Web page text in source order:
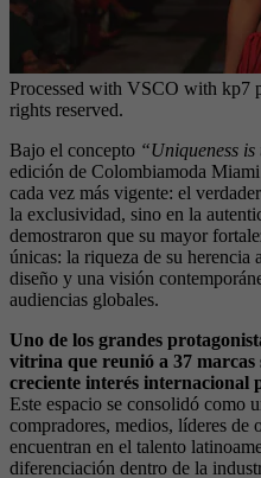
Processed with VSCO with kp7
rights reserved.
Bajo el concepto “Uniqueness
edición de Colombiamoda
cada vez más vigente: el
la exclusividad, sino en la
demostraron que su mayor
únicas: la riqueza de su herencia
diseño y una visión
audiencias globales.
Uno de los grandes
vitrina que reunió a 37 marcas
creciente interés internacional
Este espacio se consolidó como
compradores, medios, líderes de
encuentran en el talento
diferenciación dentro de la